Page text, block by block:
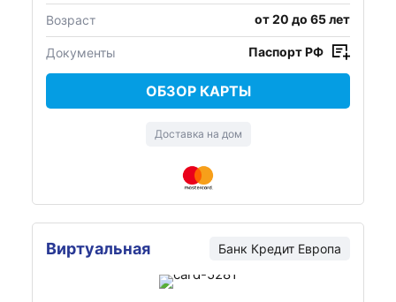
Возраст от 20 до 65 лет
Документы Паспорт РФ
ОБЗОР КАРТЫ
Доставка на дом
Виртуальная Банк Кредит Европа